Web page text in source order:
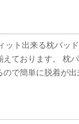
ット出来る枕パッ
ております。 枕
で簡単に脱着が出